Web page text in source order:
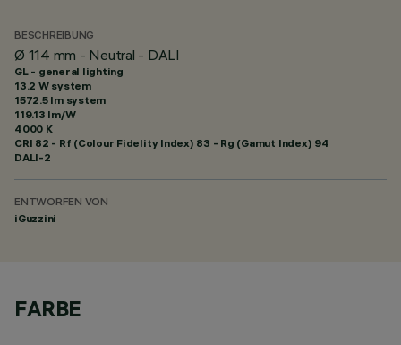
BESCHREIBUNG
Ø 114 mm - Neutral - DALI
GL - general lighting
13.2 W system
1572.5 lm system
119.13 lm/W
4000 K
CRI 82 - Rf (Colour Fidelity Index) 83 - Rg (Gamut Index) 94
DALI-2
ENTWORFEN VON
iGuzzini
FARBE